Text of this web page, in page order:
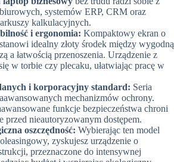
systemów ERP, CRM oraz
kalkulacyjnych.
i ergonomia: Kompaktowy ekran o
idealny złoty środek między wygodną
a łatwością przenoszenia. Urządzenie z
w torbie czy plecaku, ułatwiając pracę w
i korporacyjny standard: Seria
mechanizmów ochrony.
funkcje bezpieczeństwa chroni
przed nieautoryzowanym dostępem.
oszczędność: Wybierając ten model
zyskujesz urządzenie o
przeznaczone do intensywnej